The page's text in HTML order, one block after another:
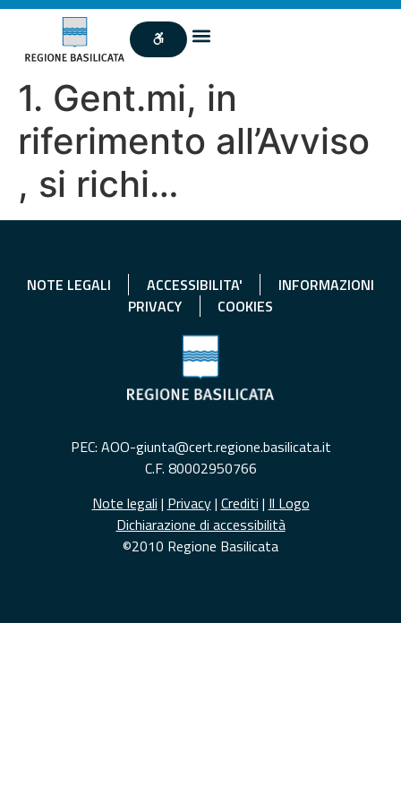
1. Gent.mi, in
riferimento all’Avviso
, si richi…
NOTE LEGALI ACCESSIBILITA'
INFORMAZIONI
PRIVACY
COOKIES
PEC: AOO-giunta@cert.regione.basilicata.it
C.F. 80002950766
Note legali | Privacy| Crediti | Il Logo
Dichiarazione di accessibilità
©2010 Regione Basilicata